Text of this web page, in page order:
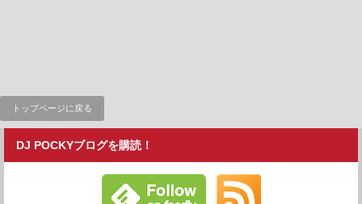
トップページに戻る
DJ POCKYブログを購読！